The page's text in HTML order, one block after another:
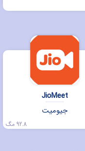
JioMeet
جیومیت
92.8 مگ